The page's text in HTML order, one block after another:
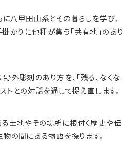
八甲田山系とその暮らしを学び、
かりに他種が集う「共有地」のあり
外彫刻のあり方を、「残る、なくな
トとの対話を通して捉え直します。
土地やその場所に根付く歴史や伝
の間にある物語を探ります。